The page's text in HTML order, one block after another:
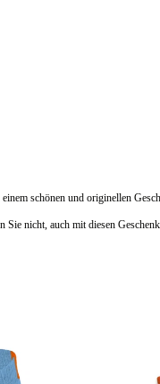
schönen und originellen
Sie nicht, auch mit diesen